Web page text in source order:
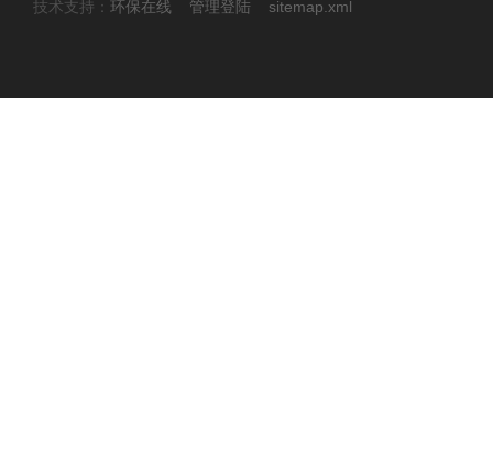
技术支持： 环保在线 管理登陆 sitemap.xml